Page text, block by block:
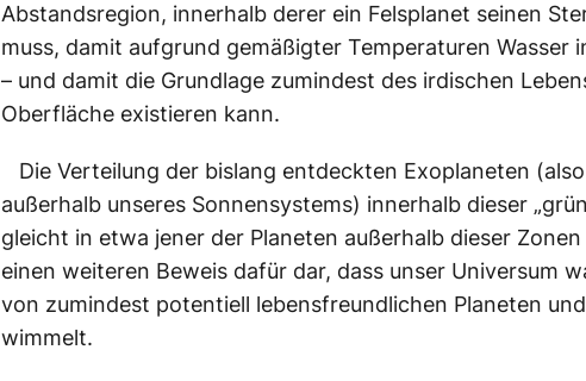
Abstandsregion, innerhalb derer ein Felsplanet seinen
muss, damit aufgrund gemäßigter Temperaturen Wasser
– und damit die Grundlage zumindest des irdischen
Oberfläche existieren kann.
Die Verteilung der bislang entdeckten Exoplaneten
außerhalb unseres Sonnensystems) innerhalb dieser
gleicht in etwa jener der Planeten außerhalb dieser
einen weiteren Beweis dafür dar, dass unser Universum
von zumindest potentiell lebensfreundlichen Planeten
wimmelt.